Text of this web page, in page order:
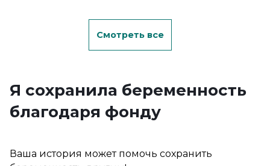
Смотреть все
Я сохранила беременность
благодаря фонду
Ваша история может помочь сохранить